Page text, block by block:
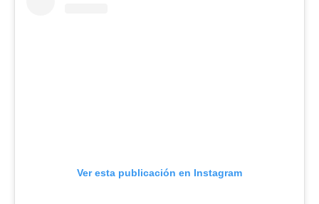
Ver esta publicación en Instagram